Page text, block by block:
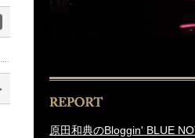
原田和典のBloggin' BLUE